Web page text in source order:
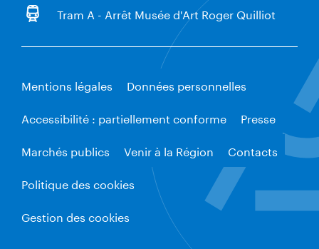
Tram A - Arrêt Musée d'Art Roger Quilliot
Mentions légales
Données personnelles
Accessibilité : partiellement conforme
Presse
Marchés publics
Venir à la Région
Contacts
Politique des cookies
Gestion des cookies